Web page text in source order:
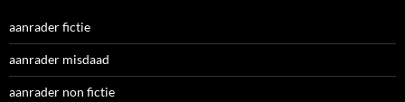
aanrader fictie
aanrader misdaad
aanrader non fictie